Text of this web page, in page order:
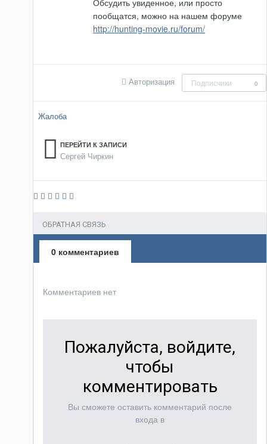
пообщатся, можно на нашем форуме
http://hunting-movie.ru/forum/
Авторизация Подписчики 0
Жалоба
ПЕРЕЙТИ К ЗАПИСИ
Сергей Чиркин
ОБРАТНАЯ СВЯЗЬ
0 комментариев
Комментариев нет
Пожалуйста, войдите,
чтобы
комментировать
Вы сможете оставить комментарий после
входа в